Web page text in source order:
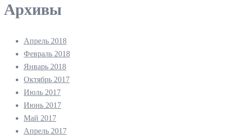
Архивы
Апрель 2018
Февраль 2018
Январь 2018
Октябрь 2017
Июль 2017
Июнь 2017
Май 2017
Апрель 2017